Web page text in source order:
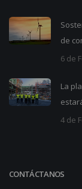
de
6 de
La
4 de
CONTÁCTANOS